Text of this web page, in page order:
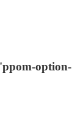
option-